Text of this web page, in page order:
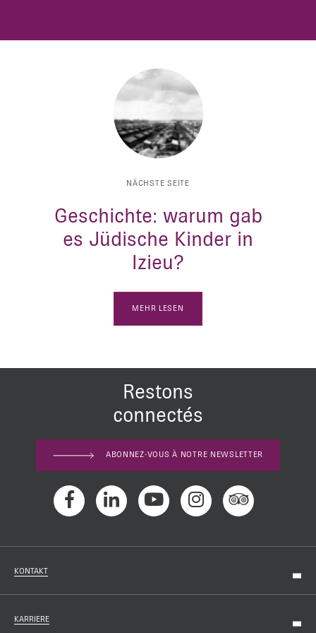
NÄCHSTE SEITE
Geschichte: warum gab
es Jüdische Kinder in
Izieu?
MEHR LESEN
Restons
connectés
ABONNEZ-VOUS À NOTRE NEWSLETTER
KONTAKT
KARRIERE